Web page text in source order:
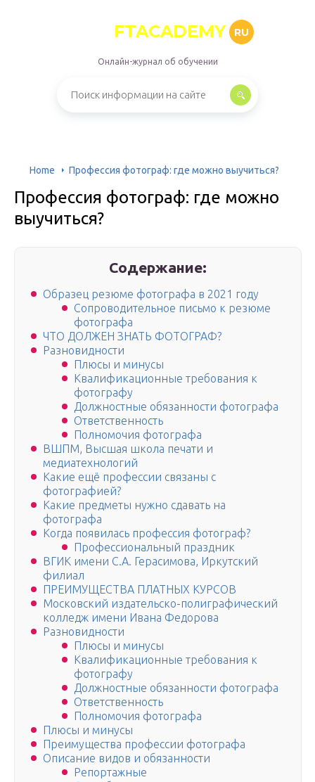
FTACADEMY RU
Онлайн-журнал об обучении
Home Профессия фотограф: где можно выучиться?
Профессия фотограф: где можно
выучиться?
Содержание:
Образец резюме фотографа в 2021 году
Сопроводительное письмо к резюме
фотографа
ЧТО ДОЛЖЕН ЗНАТЬ ФОТОГРАФ?
Разновидности
Плюсы и минусы
Квалификационные требования к
фотографу
Должностные обязанности фотографа
Ответственность
Полномочия фотографа
ВШПМ, Высшая школа печати и
медиатехнологий
Какие ещё профессии связаны с
фотографией?
Какие предметы нужно сдавать на
фотографа
Когда появилась профессия фотограф?
Профессиональный праздник
ВГИК имени С.А. Герасимова, Иркутский
филиал
ПРЕИМУЩЕСТВА ПЛАТНЫХ КУРСОВ
Московский издательско-полиграфический
колледж имени Ивана Федорова
Разновидности
Плюсы и минусы
Квалификационные требования к
фотографу
Должностные обязанности фотографа
Ответственность
Полномочия фотографа
Плюсы и минусы
Преимущества профессии фотографа
Описание видов и обязанности
Репортажные